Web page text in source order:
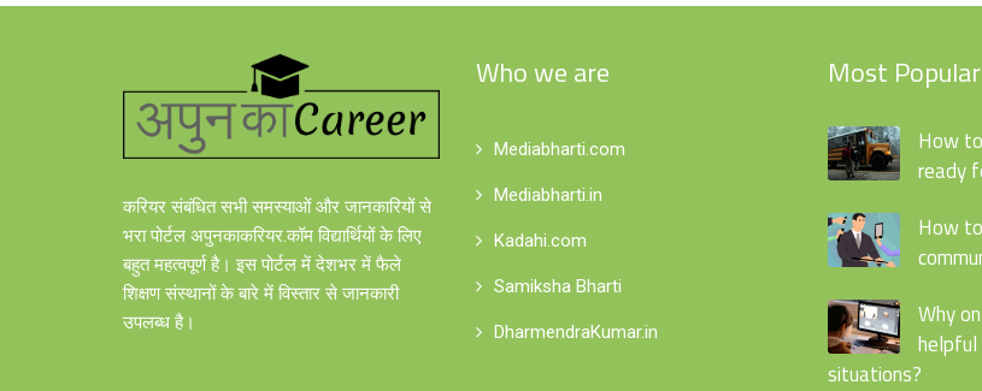
करियर संबंधित सभी समस्याओं और जानकारियों से
भरा पोर्टल अपुनकाकरियर.कॉम विद्यार्थियों के लिए
बहुत महत्वपूर्ण है। इस पोर्टल में देशभर में फैले
शिक्षण संस्थानों के बारे में विस्तार से जानकारी
उपलब्ध है।
Who we are
Mediabharti.com
Mediabharti.in
Kadahi.com
Samiksha Bharti
DharmendraKumar.in
Most Popular
How
ready
How
Why
helpful
situations?